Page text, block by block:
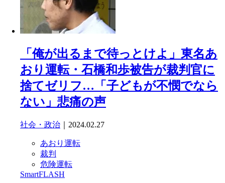
「俺が出るまで待っとけよ」東名あ
おり運転・石橋和歩被告が裁判官に
捨てゼリフ…「子どもが不憫でなら
ない」悲痛の声
社会・政治 ｜2024.02.27
あおり運転
裁判
危険運転
SmartFLASH